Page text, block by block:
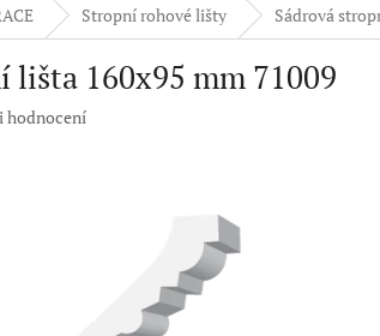
Stropní rohové lišty Sádrová
lišta 160x95 mm 71009
hodnocení